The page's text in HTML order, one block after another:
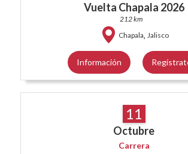
Vuelta Chapala 2026
212 km
Chapala, Jalisco
Información
11
Octubre
Carrera